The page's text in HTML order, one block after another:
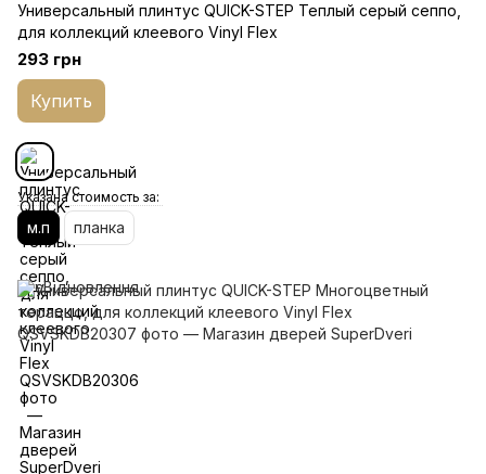
Универсальный плинтус QUICK-STEP Теплый серый сеппо,
для коллекций клеевого Vinyl Flex
293 грн
Купить
Указана стоимость за:
м.п планка